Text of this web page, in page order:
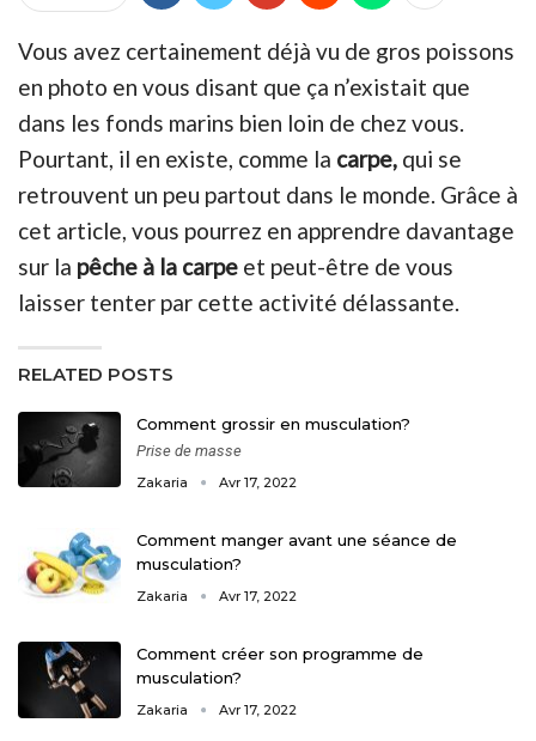
Vous avez certainement déjà vu de gros poissons
en photo en vous disant que ça n’existait que
dans les fonds marins bien loin de chez vous.
Pourtant, il en existe, comme la carpe, qui se
retrouvent un peu partout dans le monde. Grâce à
cet article, vous pourrez en apprendre davantage
sur la pêche à la carpe et peut-être de vous
laisser tenter par cette activité délassante.
RELATED POSTS
Comment grossir en musculation?
Prise de masse
Zakaria Avr 17, 2022
Comment manger avant une séance de
musculation?
Zakaria Avr 17, 2022
Comment créer son programme de
musculation?
Zakaria Avr 17, 2022